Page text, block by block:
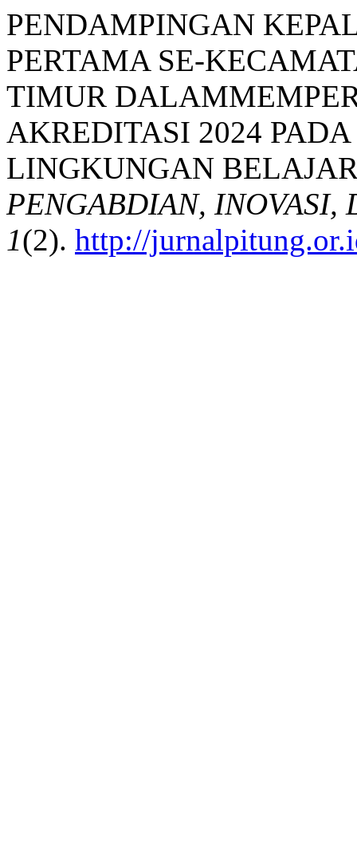
PENDAMPINGAN
PERTAMA SE-
TIMUR
AKREDITASI 2024
LINGKUNGAN
PENGABDIAN, INOVASI,
1(2). http://